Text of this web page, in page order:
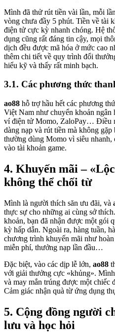
Mình đã thử rút tiền vài lần, mỗi
vòng chưa đầy 5 phút. Tiền về tài
điện tử cực kỳ nhanh chóng. Hệ
dụng cũng rất đáng tin cậy, mọi
dịch đều được mã hóa ở mức cao
thêm chi tiết về quy trình đổi
hiểu kỹ và thấy rất minh bạch.
3.1. Các phương thức
ao88 hỗ trợ hầu hết các phương
Việt Nam như chuyển khoản ngân
ví điện tử Momo, ZaloPay… Điều
dàng nạp và rút tiền mà không
thường dùng Momo vì siêu nhanh,
vào tài khoản game.
4. Khuyến mãi –
không thể chối từ
Mình là người thích săn ưu đãi, và
thực sự cho những ai cùng sở
khoản, bạn đã nhận được một gói
kỳ hấp dẫn. Ngoài ra, hàng tuần,
chương trình khuyến mãi như
miễn phí, thưởng nạp lần đầu…
Đặc biệt, vào các dịp lễ lớn, ao88
với giải thưởng cực «khủng».
và may mắn trúng được một chiếc
Cảm giác nhận quà từ ứng dụng
5. Cộng đồng người
lưu và học hỏi